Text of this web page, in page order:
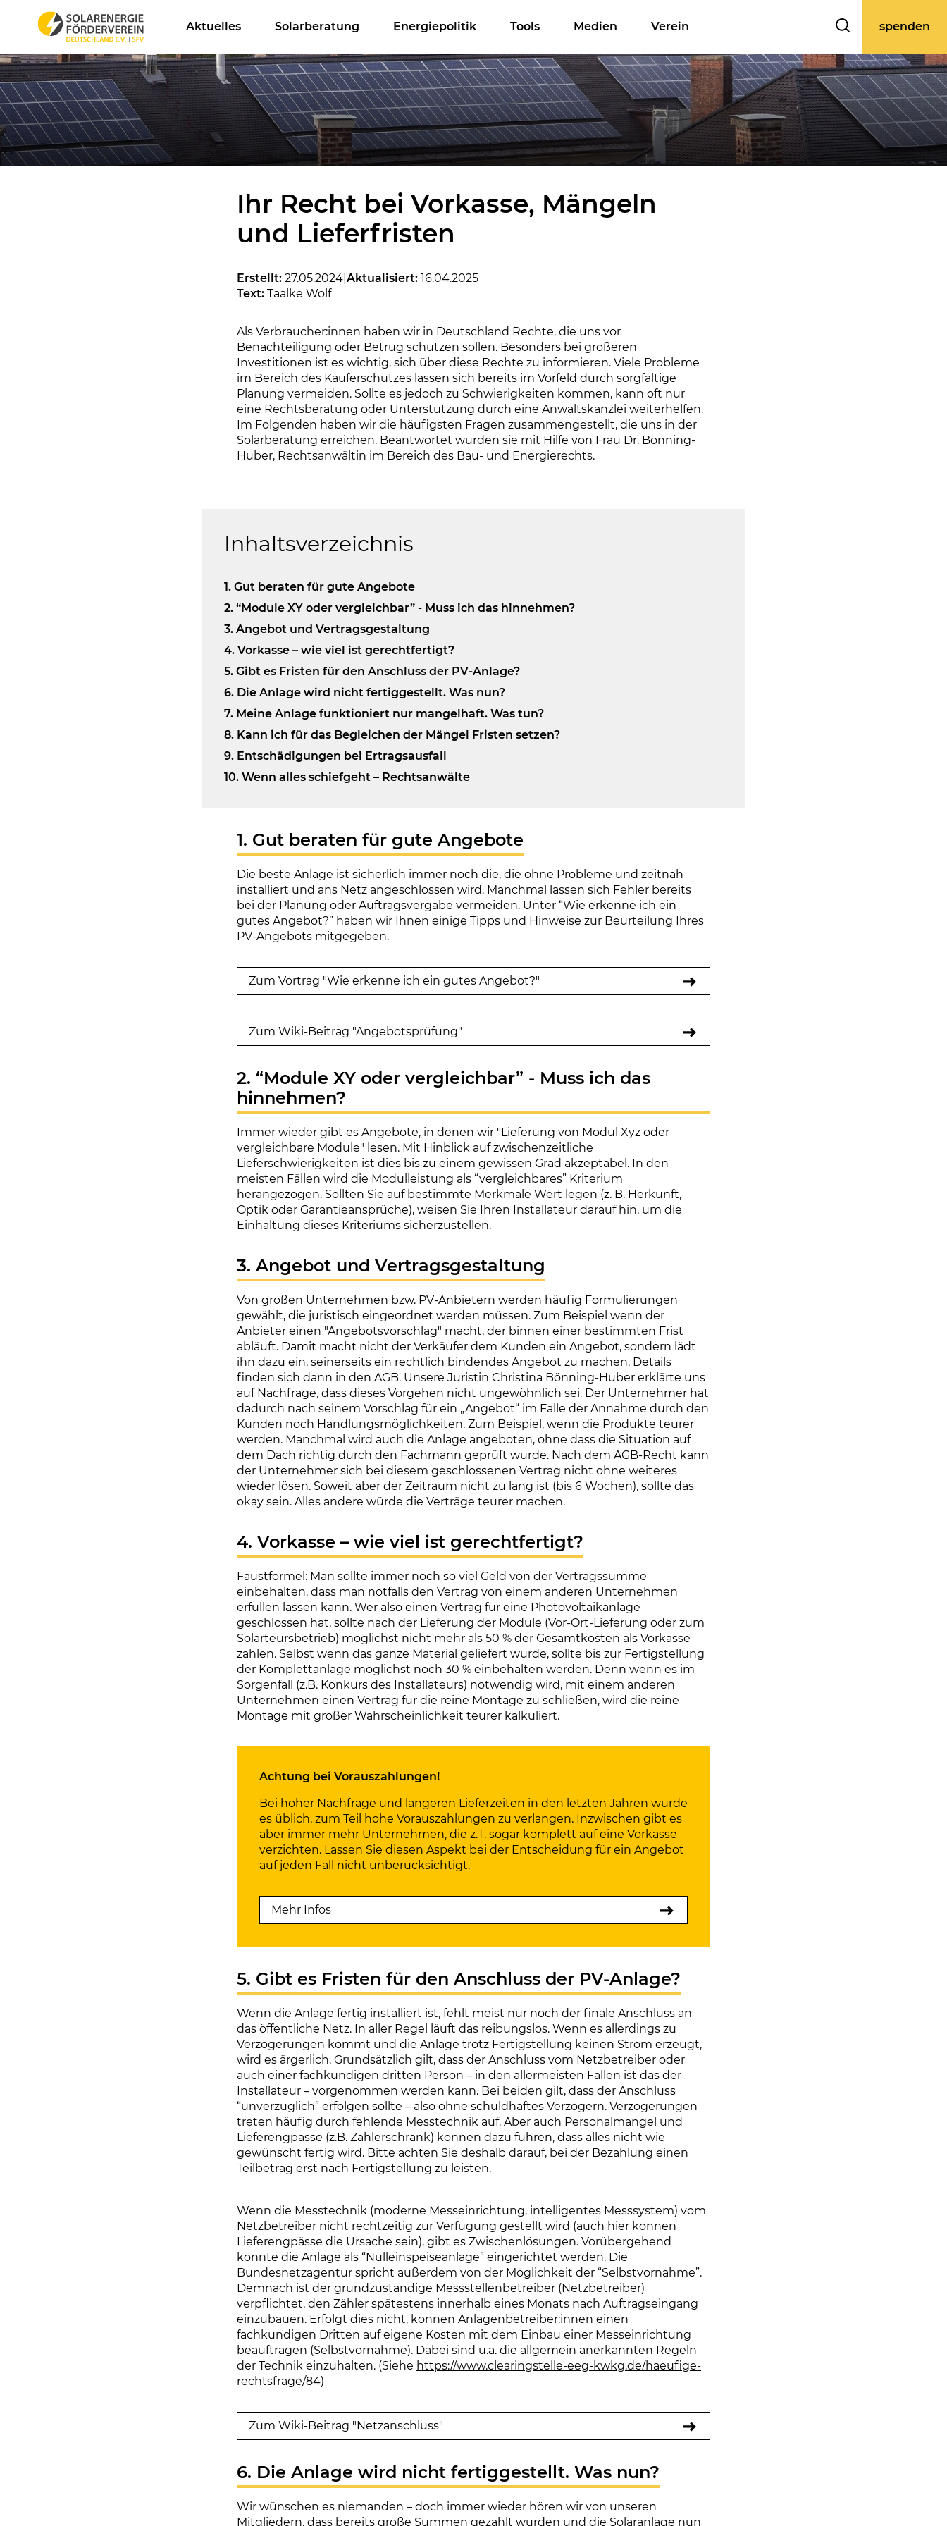
Aktuelles Solarberatung Energiepolitik Tools Medien Verein spenden
Ihr Recht bei Vorkasse, Mängeln
und Lieferfristen
Erstellt: 27.05.2024 Aktualisiert: 16.04.2025
Text: Taalke Wolf
Als Verbraucher:innen haben wir in Deutschland Rechte, die uns vor
Benachteiligung oder Betrug schützen sollen. Besonders bei größeren
Investitionen ist es wichtig, sich über diese Rechte zu informieren. Viele Probleme
im Bereich des Käuferschutzes lassen sich bereits im Vorfeld durch sorgfältige
Planung vermeiden. Sollte es jedoch zu Schwierigkeiten kommen, kann oft nur
eine Rechtsberatung oder Unterstützung durch eine Anwaltskanzlei weiterhelfen.
Im Folgenden haben wir die häufigsten Fragen zusammengestellt, die uns in der
Solarberatung erreichen. Beantwortet wurden sie mit Hilfe von Frau Dr. Bönning-
Huber, Rechtsanwältin im Bereich des Bau- und Energierechts.
Inhaltsverzeichnis
1. Gut beraten für gute Angebote
2. “Module XY oder vergleichbar” - Muss ich das hinnehmen?
3. Angebot und Vertragsgestaltung
4. Vorkasse – wie viel ist gerechtfertigt?
5. Gibt es Fristen für den Anschluss der PV-Anlage?
6. Die Anlage wird nicht fertiggestellt. Was nun?
7. Meine Anlage funktioniert nur mangelhaft. Was tun?
8. Kann ich für das Begleichen der Mängel Fristen setzen?
9. Entschädigungen bei Ertragsausfall
10. Wenn alles schiefgeht – Rechtsanwälte
1. Gut beraten für gute Angebote
Die beste Anlage ist sicherlich immer noch die, die ohne Probleme und zeitnah
installiert und ans Netz angeschlossen wird. Manchmal lassen sich Fehler bereits
bei der Planung oder Auftragsvergabe vermeiden. Unter “Wie erkenne ich ein
gutes Angebot?” haben wir Ihnen einige Tipps und Hinweise zur Beurteilung Ihres
PV-Angebots mitgegeben.
Zum Vortrag "Wie erkenne ich ein gutes Angebot?"
Zum Wiki-Beitrag "Angebotsprüfung"
2. “Module XY oder vergleichbar” - Muss ich das
hinnehmen?
Immer wieder gibt es Angebote, in denen wir "Lieferung von Modul Xyz oder
vergleichbare Module" lesen. Mit Hinblick auf zwischenzeitliche
Lieferschwierigkeiten ist dies bis zu einem gewissen Grad akzeptabel. In den
meisten Fällen wird die Modulleistung als “vergleichbares” Kriterium
herangezogen. Sollten Sie auf bestimmte Merkmale Wert legen (z. B. Herkunft,
Optik oder Garantieansprüche), weisen Sie Ihren Installateur darauf hin, um die
Einhaltung dieses Kriteriums sicherzustellen.
3. Angebot und Vertragsgestaltung
Von großen Unternehmen bzw. PV-Anbietern werden häufig Formulierungen
gewählt, die juristisch eingeordnet werden müssen. Zum Beispiel wenn der
Anbieter einen "Angebotsvorschlag" macht, der binnen einer bestimmten Frist
abläuft. Damit macht nicht der Verkäufer dem Kunden ein Angebot, sondern lädt
ihn dazu ein, seinerseits ein rechtlich bindendes Angebot zu machen. Details
finden sich dann in den AGB. Unsere Juristin Christina Bönning-Huber erklärte uns
auf Nachfrage, dass dieses Vorgehen nicht ungewöhnlich sei. Der Unternehmer hat
dadurch nach seinem Vorschlag für ein „Angebot“ im Falle der Annahme durch den
Kunden noch Handlungsmöglichkeiten. Zum Beispiel, wenn die Produkte teurer
werden. Manchmal wird auch die Anlage angeboten, ohne dass die Situation auf
dem Dach richtig durch den Fachmann geprüft wurde. Nach dem AGB-Recht kann
der Unternehmer sich bei diesem geschlossenen Vertrag nicht ohne weiteres
wieder lösen. Soweit aber der Zeitraum nicht zu lang ist (bis 6 Wochen), sollte das
okay sein. Alles andere würde die Verträge teurer machen.
4. Vorkasse – wie viel ist gerechtfertigt?
Faustformel: Man sollte immer noch so viel Geld von der Vertragssumme
einbehalten, dass man notfalls den Vertrag von einem anderen Unternehmen
erfüllen lassen kann. Wer also einen Vertrag für eine Photovoltaikanlage
geschlossen hat, sollte nach der Lieferung der Module (Vor-Ort-Lieferung oder zum
Solarteursbetrieb) möglichst nicht mehr als 50 % der Gesamtkosten als Vorkasse
zahlen. Selbst wenn das ganze Material geliefert wurde, sollte bis zur Fertigstellung
der Komplettanlage möglichst noch 30 % einbehalten werden. Denn wenn es im
Sorgenfall (z.B. Konkurs des Installateurs) notwendig wird, mit einem anderen
Unternehmen einen Vertrag für die reine Montage zu schließen, wird die reine
Montage mit großer Wahrscheinlichkeit teurer kalkuliert.
Achtung bei Vorauszahlungen!
Bei hoher Nachfrage und längeren Lieferzeiten in den letzten Jahren wurde
es üblich, zum Teil hohe Vorauszahlungen zu verlangen. Inzwischen gibt es
aber immer mehr Unternehmen, die z.T. sogar komplett auf eine Vorkasse
verzichten. Lassen Sie diesen Aspekt bei der Entscheidung für ein Angebot
auf jeden Fall nicht unberücksichtigt.
Mehr Infos
5. Gibt es Fristen für den Anschluss der PV-Anlage?
Wenn die Anlage fertig installiert ist, fehlt meist nur noch der finale Anschluss an
das öffentliche Netz. In aller Regel läuft das reibungslos. Wenn es allerdings zu
Verzögerungen kommt und die Anlage trotz Fertigstellung keinen Strom erzeugt,
wird es ärgerlich. Grundsätzlich gilt, dass der Anschluss vom Netzbetreiber oder
auch einer fachkundigen dritten Person – in den allermeisten Fällen ist das der
Installateur – vorgenommen werden kann. Bei beiden gilt, dass der Anschluss
“unverzüglich” erfolgen sollte – also ohne schuldhaftes Verzögern. Verzögerungen
treten häufig durch fehlende Messtechnik auf. Aber auch Personalmangel und
Lieferengpässe (z.B. Zählerschrank) können dazu führen, dass alles nicht wie
gewünscht fertig wird. Bitte achten Sie deshalb darauf, bei der Bezahlung einen
Teilbetrag erst nach Fertigstellung zu leisten.
Wenn die Messtechnik (moderne Messeinrichtung, intelligentes Messsystem) vom
Netzbetreiber nicht rechtzeitig zur Verfügung gestellt wird (auch hier können
Lieferengpässe die Ursache sein), gibt es Zwischenlösungen. Vorübergehend
könnte die Anlage als “Nulleinspeiseanlage” eingerichtet werden. Die
Bundesnetzagentur spricht außerdem von der Möglichkeit der “Selbstvornahme”.
Demnach ist der grundzuständige Messstellenbetreiber (Netzbetreiber)
verpflichtet, den Zähler spätestens innerhalb eines Monats nach Auftragseingang
einzubauen. Erfolgt dies nicht, können Anlagenbetreiber:innen einen
fachkundigen Dritten auf eigene Kosten mit dem Einbau einer Messeinrichtung
beauftragen (Selbstvornahme). Dabei sind u.a. die allgemein anerkannten Regeln
der Technik einzuhalten. (Siehe https://www.clearingstelle-eeg-kwkg.de/haeufige-
rechtsfrage/84)
Zum Wiki-Beitrag "Netzanschluss"
6. Die Anlage wird nicht fertiggestellt. Was nun?
Wir wünschen es niemanden – doch immer wieder hören wir von unseren
Mitgliedern, dass bereits große Summen gezahlt wurden und die Solaranlage nun